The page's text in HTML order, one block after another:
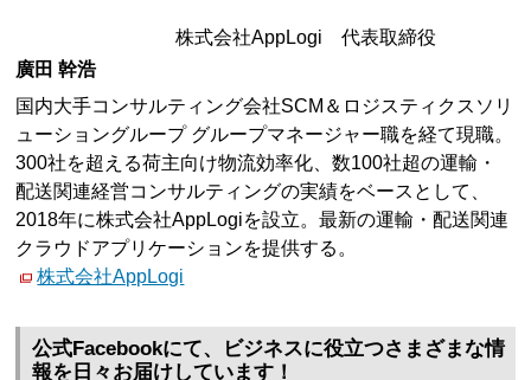
株式会社AppLogi 代表取締役
廣田 幹浩
国内大手コンサルティング会社SCM＆ロジスティクスソリ
ューショングループ グループマネージャー職を経て現職。
300社を超える荷主向け物流効率化、数100社超の運輸・
配送関連経営コンサルティングの実績をベースとして、
2018年に株式会社AppLogiを設立。最新の運輸・配送関連
クラウドアプリケーションを提供する。
株式会社AppLogi
公式Facebookにて、ビジネスに役立つさまざまな情
報を日々お届けしています！